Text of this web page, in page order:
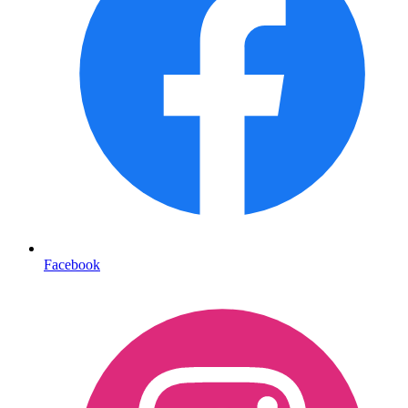
Facebook